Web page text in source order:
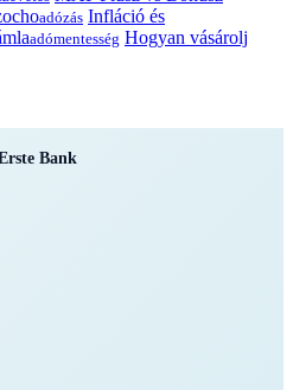
adózás Infláció és
adómentesség Hogyan vásárolj
Bank